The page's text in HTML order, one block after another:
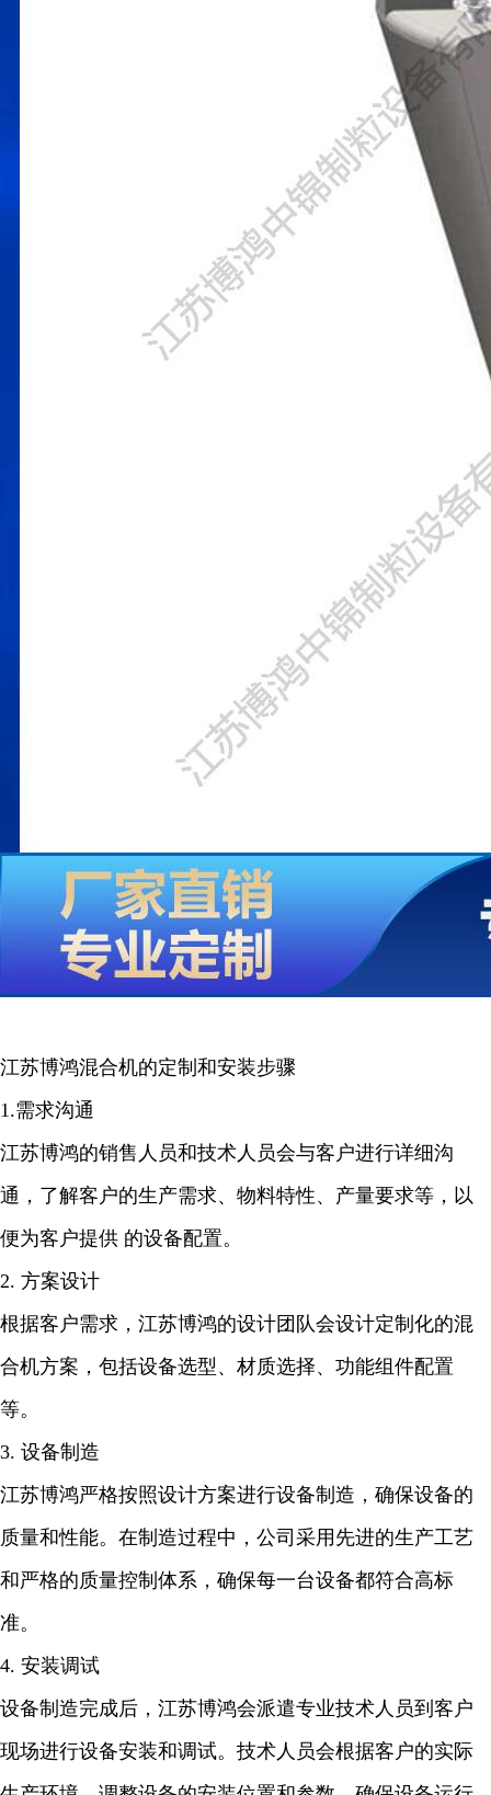
江苏博鸿混合机的定制和安装步骤
1.需求沟通
江苏博鸿的销售人员和技术人员会与客户进行详细沟
通，了解客户的生产需求、物料特性、产量要求等，以
便为客户提供 的设备配置。
2. 方案设计
根据客户需求，江苏博鸿的设计团队会设计定制化的混
合机方案，包括设备选型、材质选择、功能组件配置
等。
3. 设备制造
江苏博鸿严格按照设计方案进行设备制造，确保设备的
质量和性能。在制造过程中，公司采用先进的生产工艺
和严格的质量控制体系，确保每一台设备都符合高标
准。
4. 安装调试
设备制造完成后，江苏博鸿会派遣专业技术人员到客户
现场进行设备安装和调试。技术人员会根据客户的实际